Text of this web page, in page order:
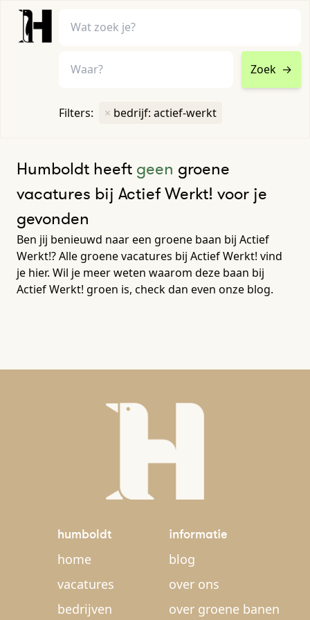
Zoek →
Filters: × bedrijf: actief-werkt
Humboldt heeft geen groene
vacatures bij Actief Werkt! voor je
gevonden
Ben jij benieuwd naar een groene baan bij Actief
Werkt!? Alle groene vacatures bij Actief Werkt! vind
je hier. Wil je meer weten waarom deze baan bij
Actief Werkt! groen is, check dan even onze blog.
humboldt
home
vacatures
bedrijven
informatie
blog
over ons
over groene banen